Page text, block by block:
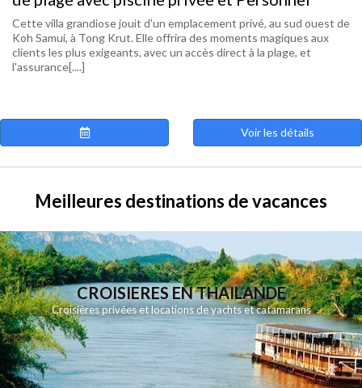
Cette villa grandiose jouit d'un emplacement privé, au sud ouest de
Koh Samui, à Tong Krut. Elle offrira des moments magiques aux
clients les plus exigeants, avec un accès direct à la plage, et
l'assurance[....]
Voir les détails
Meilleures destinations de vacances
CROISIERES EN THAILANDE
Croisières privées et locations de yachts et catamarans